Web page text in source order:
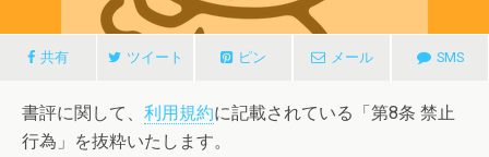
共有 ツイート ピン メール SMS
書評に関して、 利用規約に記載されている「第8条 禁止
行為」を抜粋いたします。